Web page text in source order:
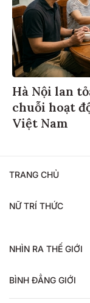
Hà Nội lan
chuỗi hoạt
Việt Nam
TRANG CHỦ
NỮ TRÍ THỨC
NHÌN RA THẾ GIỚI
BÌNH ĐẲNG GIỚI